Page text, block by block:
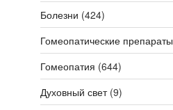
Болезни (424)
Гомеопатические препараты
Гомеопатия (644)
Духовный свет(9)